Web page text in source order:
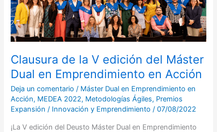
Clausura de la V edición del Máster
Dual en Emprendimiento en Acción
Deja un comentario / Máster Dual en Emprendimiento en
Acción, MEDEA 2022, Metodologías Ágiles, Premios
Expansión / Innovación y Emprendimiento/07/08/2022
¡La V edición del Deusto Máster Dual en Emprendimiento
del
Máster
Dual
en
en
Acción